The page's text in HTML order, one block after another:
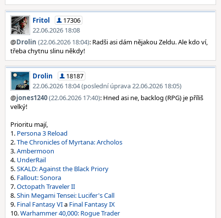
Fritol
17306
22.06.2026 18:08
@Drolin (22.06.2026 18:04): Radši asi dám nějakou Zeldu. Ale kdo ví,
třeba chytnu slinu někdy!
Drolin
18187
22.06.2026 18:04 (poslední úprava 22.06.2026 18:05)
@jones1240(22.06.2026 17:40): Hned asi ne, backlog (RPG) je příliš
velký!
Prioritu mají,
1. Persona 3 Reload
2.The Chronicles of Myrtana: Archolos
3.Ambermoon
4. UnderRail
5.SKALD: Against the Black Priory
6. Fallout: Sonora
7.Octopath Traveler II
8.Shin Megami Tensei: Lucifer's Call
9. Final Fantasy VIa Final Fantasy IX
10.Warhammer 40,000: Rogue Trader